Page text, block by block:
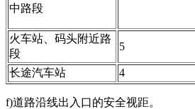
中路段
火车站、码头附近路
段
5
长途汽车站 4
f)道路沿线出入口的安全视距。